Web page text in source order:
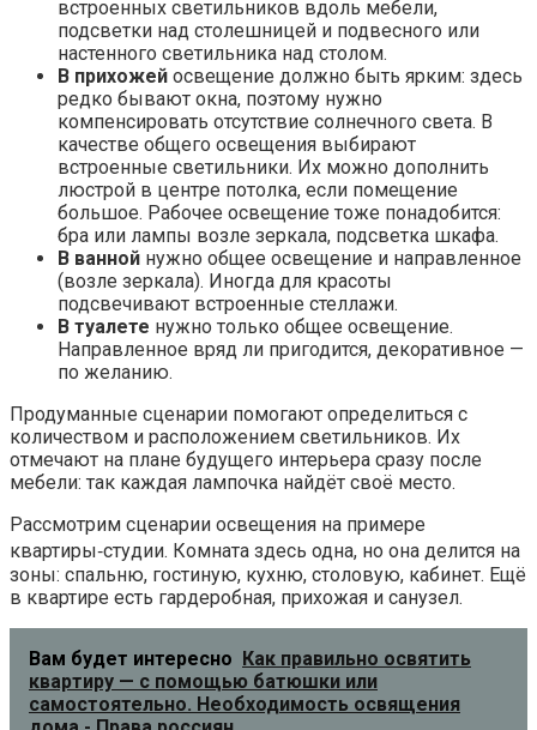
встроенных светильников вдоль мебели,
подсветки над столешницей и подвесного или
настенного светильника над столом.
В прихожей освещение должно быть ярким: здесь
редко бывают окна, поэтому нужно
компенсировать отсутствие солнечного света. В
качестве общего освещения выбирают
встроенные светильники. Их можно дополнить
люстрой в центре потолка, если помещение
большое. Рабочее освещение тоже понадобится:
бра или лампы возле зеркала, подсветка шкафа.
В ванной нужно общее освещение и направленное
(возле зеркала). Иногда для красоты
подсвечивают встроенные стеллажи.
В туалете нужно только общее освещение.
Направленное вряд ли пригодится, декоративное —
по желанию.
Продуманные сценарии помогают определиться с
количеством и расположением светильников. Их
отмечают на плане будущего интерьера сразу после
мебели: так каждая лампочка найдёт своё место.
Рассмотрим сценарии освещения на примере
квартиры‑студии. Комната здесь одна, но она делится на
зоны: спальню, гостиную, кухню, столовую, кабинет. Ещё
в квартире есть гардеробная, прихожая и санузел.
Вам будет интересно
Как правильно освятить
квартиру — с помощью батюшки или
самостоятельно. Необходимость освящения